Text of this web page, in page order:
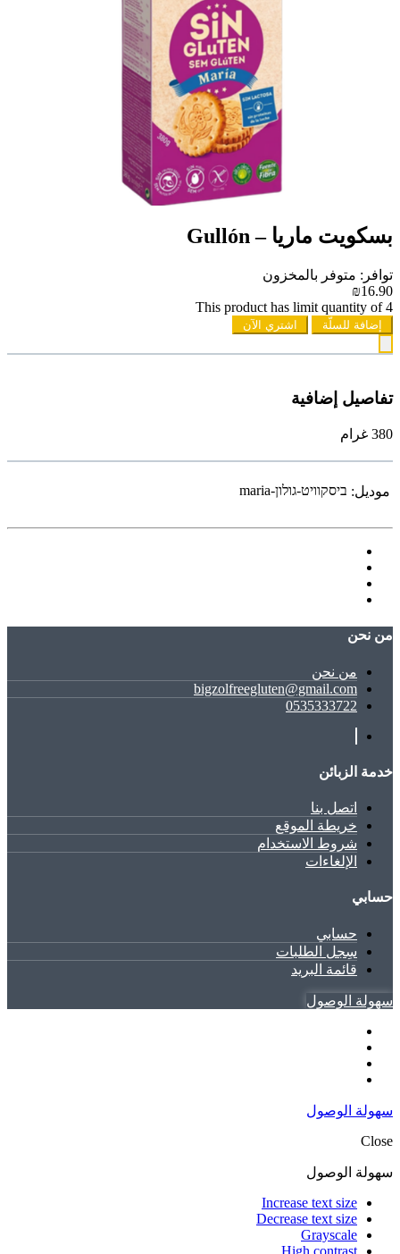
بسكويت ماريا – Gullón
توافر: متوفر بالمخزون
₪16.90
This product has limit quantity of 4
إضافة للسلّة اشتري الآن
تفاصيل إضافية
380 غرام
موديل: ביסקוויט-גולון-maria
ﻣﻦ ﻧﺤﻦ
ﻣﻦ ﻧﺤﻦ
bigzolfreegluten@gmail.com
0535333722
خدمة الزبائن
اتصل بنا
خريطة الموقع
شروط الاستخدام
الإلغاءات
حسابي
حسابي
سِجل الطلبات
قائمة البريد
سهولة الوصول
سهولة الوصول
Close
سهولة الوصول
Increase text size
Decrease text size
Grayscale
High contrast